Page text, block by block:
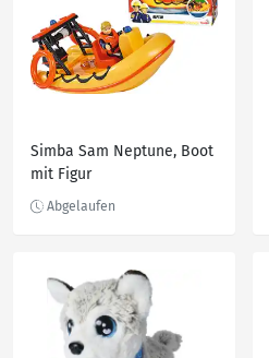
Simba Sam Neptune, Boot
mit Figur